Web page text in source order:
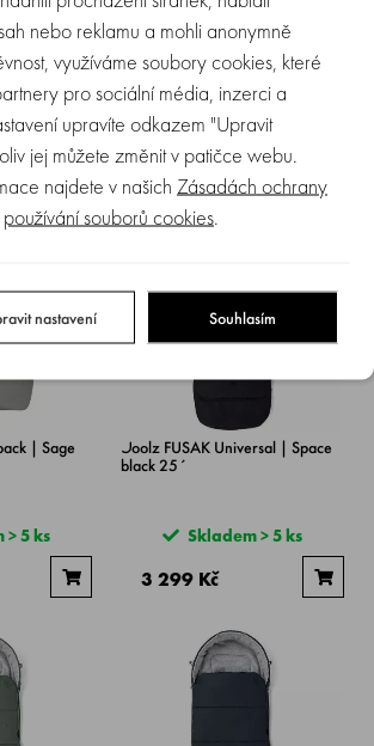
| Stone
5 ks
JOOLZ | Uni backpack | (Dark)
navy blue NEW
Skladem > 5 ks
3 049 Kč
| Sage
> 5 ks
Joolz FUSAK Universal | Space
black 25´
Skladem > 5 ks
3 299 Kč
nebo reklamu a mohli anonymně
využíváme soubory cookies, které
pro sociální média, inzerci a
upravíte odkazem "Upravit
jej můžete změnit v patičce webu.
najdete v našich Zásadách ochrany
používání souborů cookies.
nastavení Souhlasím